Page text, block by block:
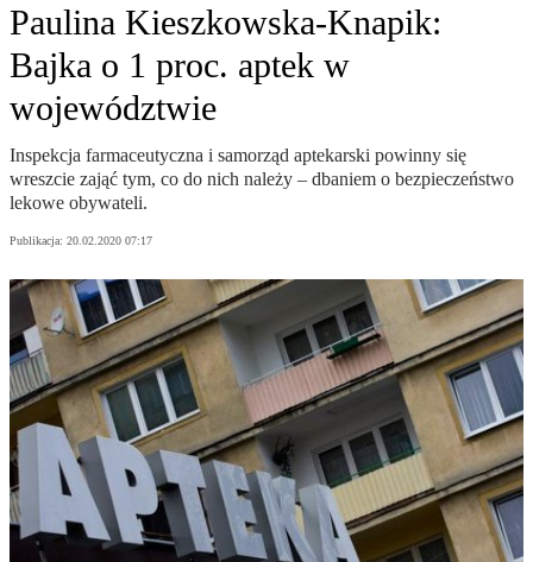
Paulina Kieszkowska-Knapik:
Bajka o 1 proc. aptek w
województwie
Inspekcja farmaceutyczna i samorząd aptekarski powinny się
wreszcie zająć tym, co do nich należy – dbaniem o bezpieczeństwo
lekowe obywateli.
Publikacja: 20.02.2020 07:17